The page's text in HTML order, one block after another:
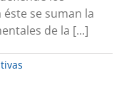
se suman la
de la [...]